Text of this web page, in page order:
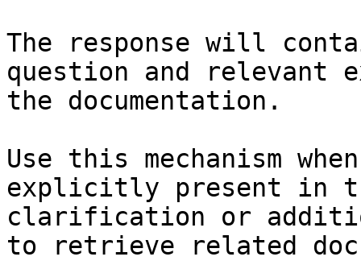
The response will
question and relevant
the documentation.
Use this mechanism
explicitly present in
clarification or